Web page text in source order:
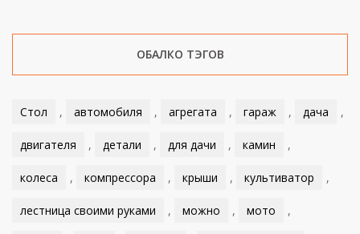
ОБАЛКО ТЭГОВ
Стол , автомобиля , агрегата , гараж , дача ,
двигателя , детали , для дачи , камин ,
колеса , компрессора , крыши , культиватор ,
лестница своими руками , можно , мото ,